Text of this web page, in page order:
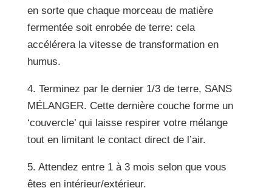
en sorte que chaque morceau de matière
fermentée soit enrobée de terre: cela
accélérera la vitesse de transformation en
humus.
4. Terminez par le dernier 1/3 de terre, SANS
MÉLANGER. Cette dernière couche forme un
‘couvercle’ qui laisse respirer votre mélange
tout en limitant le contact direct de l’air.
5. Attendez entre 1 à 3 mois selon que vous
êtes en intérieur/extérieur.